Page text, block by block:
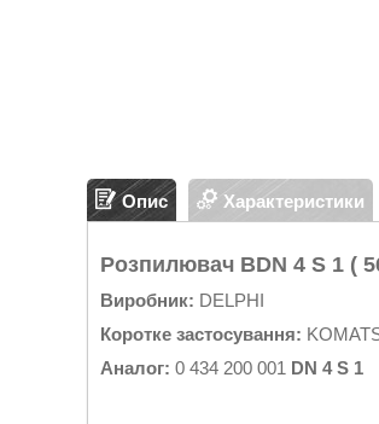
Опис Характеристики
Розпилювач BDN 4 S 1 (
Виробник: DELPHI
Коротке застосування:
Аналог: 0 434 200 001 DN 4 S 1